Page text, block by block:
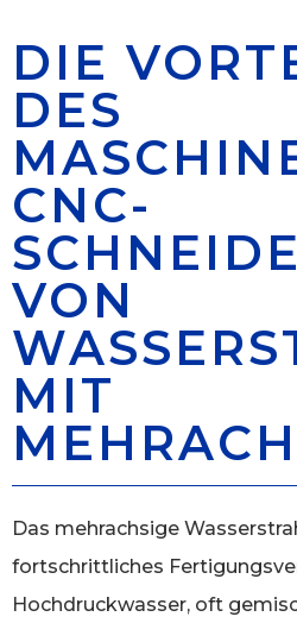
DIE
DES
CNC-
VON
MIT
Das mehrachsige
fortschrittliches
Hochdruckwasser, oft